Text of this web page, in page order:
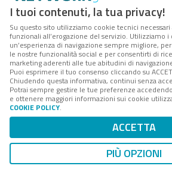
Software Defined Network,
dell'infrastruttura di rete aziendale: i
business
Nextmind, soluzioni digitali sartoriali
utenti che fanno la differenza
Innovazione sostenibile, Relatech
bilancio ESG
EROI: la piattaforma digitale della
Romagna per favorire l’innovazione
Marginalità delle commesse: come
migliorare la redditività
La comunicazione d’impresa oggi.
I tuoi contenuti, la tua privacy!
Su questo sito utilizziamo cookie tecnici necessari
funzionali all’erogazione del servizio. Utilizziamo
un’esperienza di navigazione sempre migliore,
le nostre funzionalità social e per consentirti di
marketing aderenti alle tue abitudini di
Puoi esprimere il tuo consenso cliccando su
Chiudendo questa informativa, continui senza
Potrai sempre gestire le tue preferenze accedendo
e ottenere maggiori informazioni sui cookie
COOKIE POLICY.
ACCETTA
PIÙ OPZIONI